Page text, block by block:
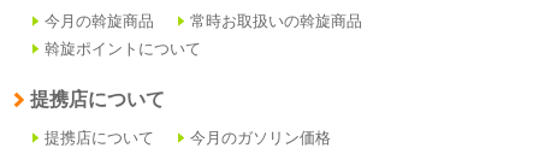
今月の斡旋商品
常時お取扱いの斡旋商品
斡旋ポイントについて
提携店について
提携店について 今月のガソリン価格